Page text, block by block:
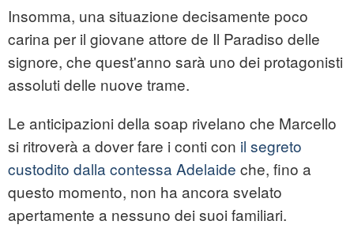
Insomma, una situazione decisamente poco
carina per il giovane attore de Il Paradiso delle
signore, che quest'anno sarà uno dei protagonisti
assoluti delle nuove trame.
Le anticipazioni della soap rivelano che Marcello
si ritroverà a dover fare i conti con il segreto
custodito dalla contessa Adelaide che, fino a
questo momento, non ha ancora svelato
apertamente a nessuno dei suoi familiari.